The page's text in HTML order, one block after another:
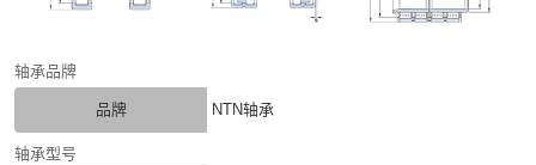
轴承品牌
品牌 NTN轴承
轴承型号